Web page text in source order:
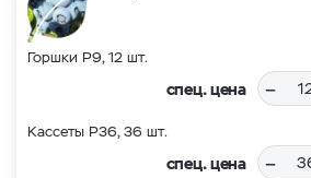
Горшки Р9, 12 шт.
спец. цена –
Кассеты Р36, 36 шт.
спец. цена –